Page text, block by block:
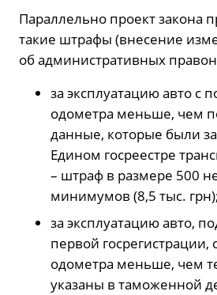
Параллельно проект закона
такие штрафы (внесение
об административных
за эксплуатацию авто с
одометра меньше, чем
данные, которые были
Едином госреестре
– штраф в размере 500
минимумов (8,5 тыс.
за эксплуатацию авто,
первой госрегистрации,
одометра меньше, чем
указаны в таможенной